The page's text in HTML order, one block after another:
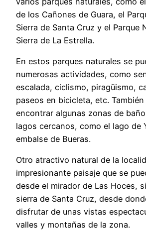
de los Cañones de Guara, el
Sierra de Santa Cruz y el Parque
Sierra de La Estrella.
En estos parques naturales se
numerosas actividades, como
escalada, ciclismo, piragüismo,
paseos en bicicleta, etc.
encontrar algunas zonas de
lagos cercanos, como el lago de
embalse de Bueras.
Otro atractivo natural de la
impresionante paisaje que se
desde el mirador de Las Hoces,
sierra de Santa Cruz, desde
disfrutar de unas vistas
valles y montañas de la zona.